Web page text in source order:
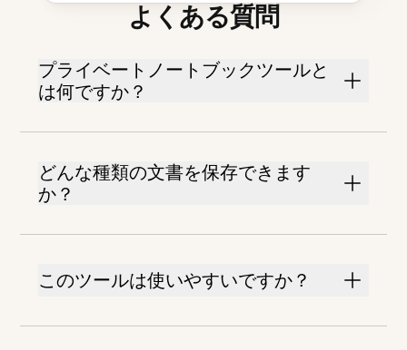
よくある質問
プライベートノートブックツールと
は何ですか？
どんな種類の文書を保存できます
か？
このツールは使いやすいですか？